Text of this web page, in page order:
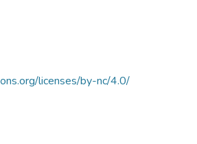
licenses/by-nc/4.0/